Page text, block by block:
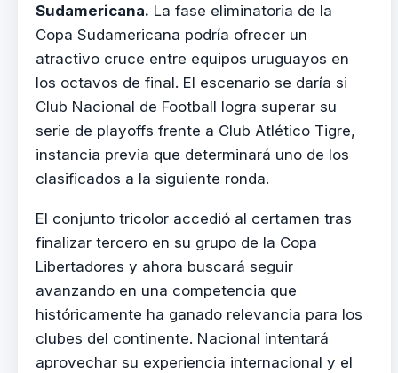
Sudamericana. La fase eliminatoria de la
Copa Sudamericana podría ofrecer un
atractivo cruce entre equipos uruguayos en
los octavos de final. El escenario se daría si
Club Nacional de Football logra superar su
serie de playoffs frente a Club Atlético Tigre,
instancia previa que determinará uno de los
clasificados a la siguiente ronda.
El conjunto tricolor accedió al certamen tras
finalizar tercero en su grupo de la Copa
Libertadores y ahora buscará seguir
avanzando en una competencia que
históricamente ha ganado relevancia para los
clubes del continente. Nacional intentará
aprovechar su experiencia internacional y el